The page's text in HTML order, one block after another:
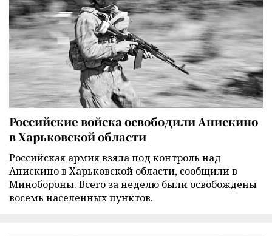
Российские войска освободили Анискино
в Харьковской области
Российская армия взяла под контроль над
Анискино в Харьковской области, сообщили в
Минобороны. Всего за неделю были освобождены
восемь населенных пунктов.